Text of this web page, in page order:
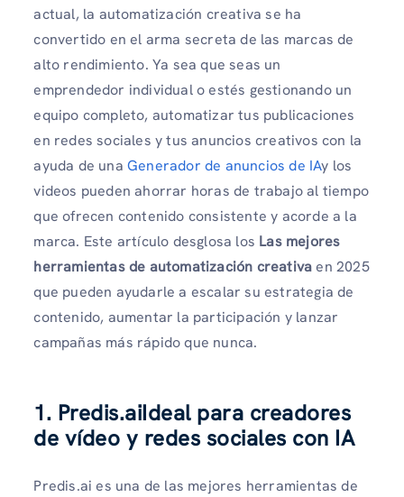
actual, la automatización creativa se ha
convertido en el arma secreta de las marcas de
alto rendimiento. Ya sea que seas un
emprendedor individual o estés gestionando un
equipo completo, automatizar tus publicaciones
en redes sociales y tus anuncios creativos con la
ayuda de una Generador de anuncios de IAy los
videos pueden ahorrar horas de trabajo al tiempo
que ofrecen contenido consistente y acorde a la
marca. Este artículo desglosa los Las mejores
herramientas de automatización creativaen 2025
que pueden ayudarle a escalar su estrategia de
contenido, aumentar la participación y lanzar
campañas más rápido que nunca.
1. Predis.aiIdeal para creadores
de vídeo y redes sociales con IA
Predis.ai es una de las mejores herramientas de